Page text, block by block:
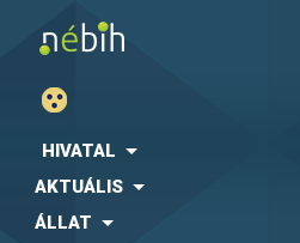
HIVATAL
AKTUÁLIS
ÁLLAT